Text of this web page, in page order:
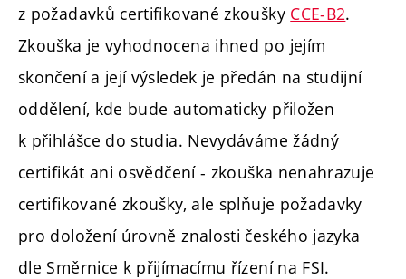
VUT.
Kurz českého jazyka akreditovaný MŠMT
Podmínkou uznání je doložení dokladu o úspěšném
vykonání standardizované závěrečné zkoušky na
jazykových dovednostech.
z požadavků certifikované zkoušky CCE-B2.
Zkouška je vyhodnocena ihned po jejím
skončení a její výsledek je předán na studijní
oddělení, kde bude automaticky přiložen
k přihlášce do studia. Nevydáváme žádný
certifikát ani osvědčení - zkouška nenahrazuje
certifikované zkoušky, ale splňuje požadavky
pro doložení úrovně znalosti českého jazyka
dle Směrnice k přijímacímu řízení na FSI.